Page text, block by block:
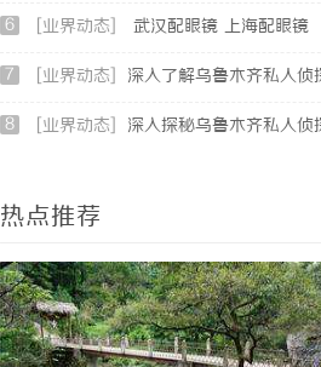
6 [业界动态] 武汉配眼镜 上海配眼镜
7 [业界动态] 深入了解乌鲁木齐私人侦探服务的专业性与应用
8 [业界动态] 深入探秘乌鲁木齐私人侦探行业的现状与未来发展
热点推荐